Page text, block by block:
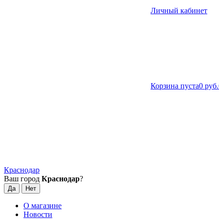
Личный кабинет
Корзина пуста0 руб.
Краснодар
Ваш город Краснодар?
О магазине
Новости